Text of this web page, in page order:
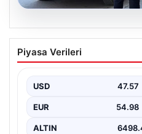
05.08.2026
Burdur’da Park Yeri
Baba ve Oğlu Bıçakla
anlaşmazlık, komşular
kanlı…
Piyasa Verileri
USD 47.57
EUR 54.98
ALTIN